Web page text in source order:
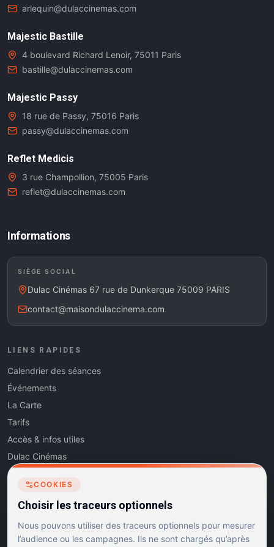
arlequin@dulaccinemas.com
Majestic Bastille
4 boulevard Richard Lenoir, 75011 Paris
bastille@dulaccinemas.com
Majestic Passy
18 rue de Passy, 75016 Paris
passy@dulaccinemas.com
Reflet Medicis
3 rue Champollion, 75005 Paris
reflet@dulaccinemas.com
Informations
SIÈGE SOCIAL
Dulac Cinémas 67 rue de Dunkerque 75009 PARIS
contact@maisondulaccinema.com
LIENS RAPIDES
Calendrier des séances
Événements
La Carte
Tarifs
Accès & infos utiles
Dulac Cinémas
Cinéma5
Les Dits de l'Art
Contact
COOKIES
Choisir les traceurs optionnels
Nous pouvons utiliser des traceurs optionnels pour mesurer
l’audience ou les campagnes. Ils ne sont chargés qu’après